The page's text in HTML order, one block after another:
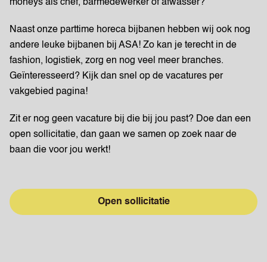
moneys als chef, barmedewerker of afwasser?
Naast onze parttime horeca bijbanen hebben wij ook nog
andere leuke bijbanen bij ASA! Zo kan je terecht in de
fashion, logistiek, zorg en nog veel meer branches.
Geïnteresseerd? Kijk dan snel op de vacatures per
vakgebied pagina!
Zit er nog geen vacature bij die bij jou past? Doe dan een
open sollicitatie, dan gaan we samen op zoek naar de
baan die voor jou werkt!
Open sollicitatie